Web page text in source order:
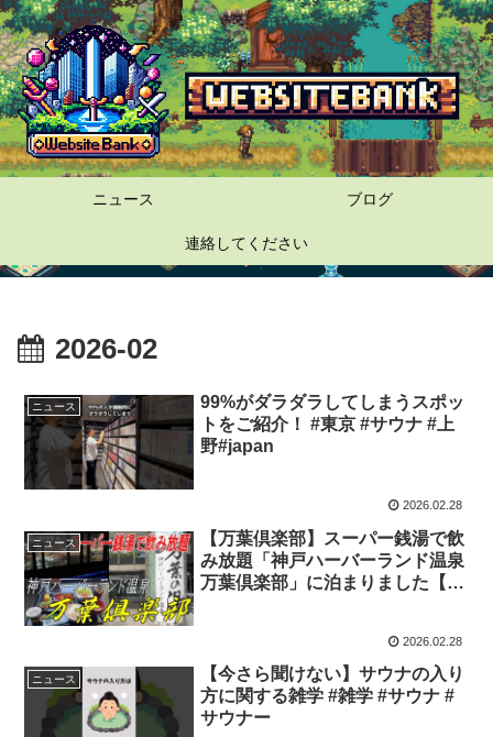
ニュース ブログ
連絡してください
2026-02
ニュース
99%がダラダラしてしまうスポッ
トをご紹介！ #東京 #サウナ #上
野#japan
2026.02.28
ニュース
【万葉倶楽部】スーパー銭湯で飲
み放題「神戸ハーバーランド温泉
万葉倶楽部」に泊まりました【グ
2026.02.28
ニュース
【今さら聞けない】サウナの入り
方に関する雑学 #雑学 #サウナ #
サウナー